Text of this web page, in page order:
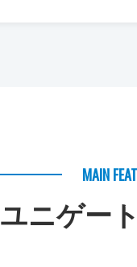
MAIN
ユニゲー